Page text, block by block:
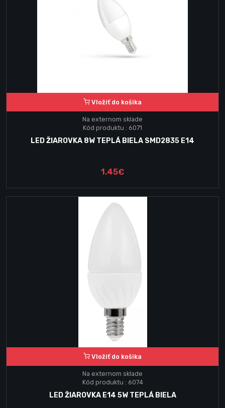
Vložiť do košika
Na externom sklade
Kód produktu : 6071
LED ŽIAROVKA 8W TEPLÁ BIELA SMD2835 E14
1.45€
Vložiť do košika
Na externom sklade
Kód produktu : 6074
LED ŽIAROVKA E14 5W TEPLÁ BIELA